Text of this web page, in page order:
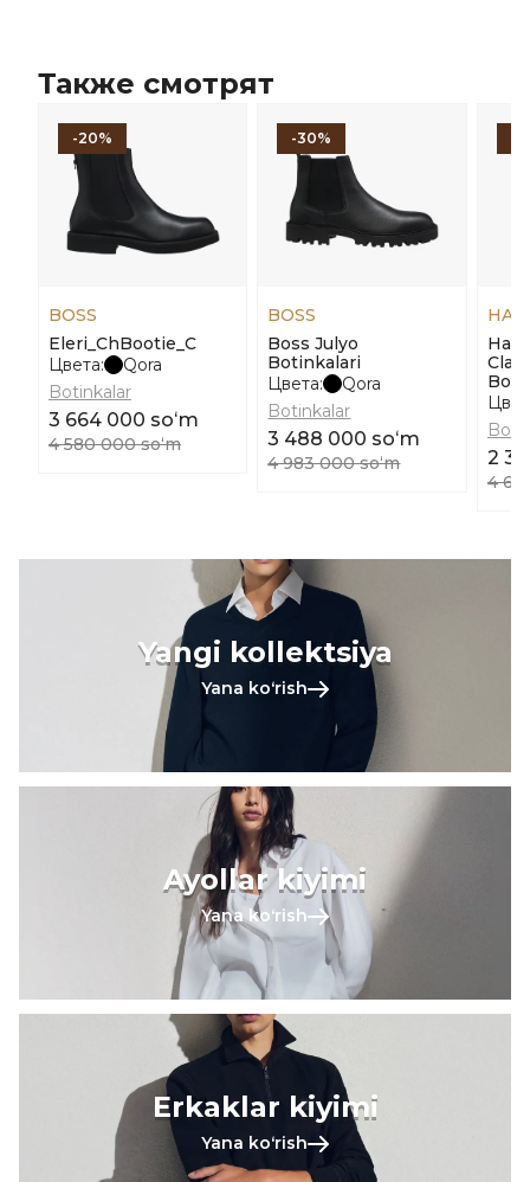
Также смотрят
-20%
BOSS
Eleri_ChBootie_C
Цвета:
Qora
Botinkalar
3 664 000 soʻm
4 580 000 soʻm
-30%
BOSS
Boss Julyo
Botinkalari
Цвета:
Qora
Botinkalar
3 488 000 soʻm
4 983 000 soʻm 2
4
Yangi kollektsiya
Yana koʻrish
Ayollar kiyimi
Yana koʻrish
Erkaklar kiyimi
Yana koʻrish